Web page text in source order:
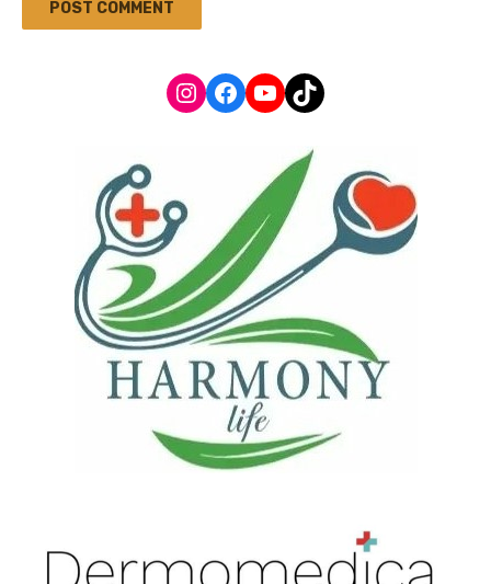
Instagram
Facebook
YouTube
TikTok